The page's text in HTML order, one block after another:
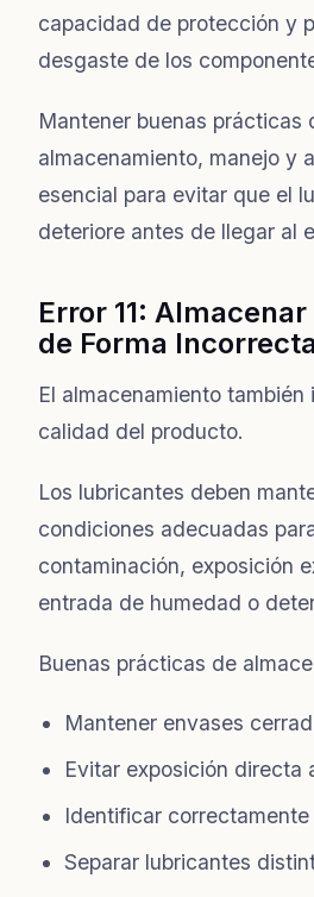
capacidad de protección y
desgaste de los
Mantener buenas prácticas
almacenamiento, manejo y
esencial para evitar que el
deteriore antes de llegar al
Error 11:
de Forma Incorrecta
El almacenamiento también
calidad del producto.
Los lubricantes deben
condiciones adecuadas
contaminación, exposición
entrada de humedad o
Buenas prácticas de
Mantener envases
Evitar exposición directa
Identificar
Separar lubricantes